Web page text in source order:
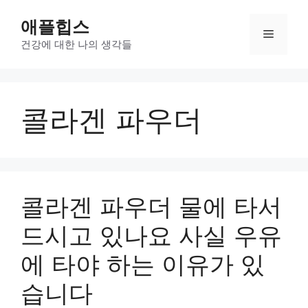
애플힙스
건강에 대한 나의 생각들
메
콜라겐 파우더
콜라겐 파우더 물에 타서
드시고 있나요 사실 우유
에 타야 하는 이유가 있
습니다